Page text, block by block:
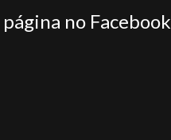
no Facebook